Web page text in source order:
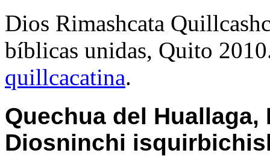
Dios Rimashcata
bíblicas unidas, Quito
quillcacatina.
Quechua del Huallaga,
Diosninchi